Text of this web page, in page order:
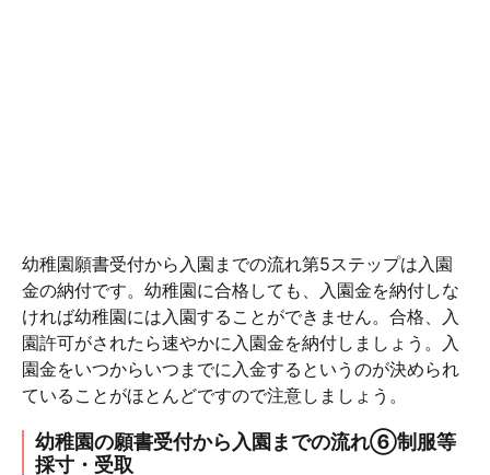
幼稚園願書受付から入園までの流れ第5ステップは入園
金の納付です。幼稚園に合格しても、入園金を納付しな
ければ幼稚園には入園することができません。合格、入
園許可がされたら速やかに入園金を納付しましょう。入
園金をいつからいつまでに入金するというのが決められ
ていることがほとんどですので注意しましょう。
幼稚園の願書受付から入園までの流れ⑥制服等
採寸・受取